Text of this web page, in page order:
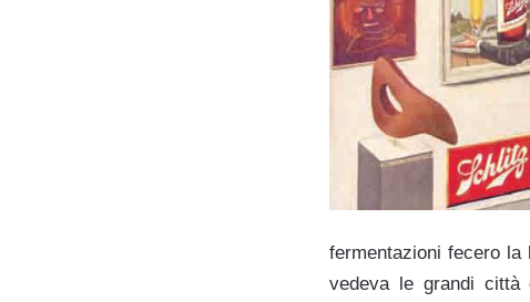
fermentazioni fecero la
vedeva le grandi città